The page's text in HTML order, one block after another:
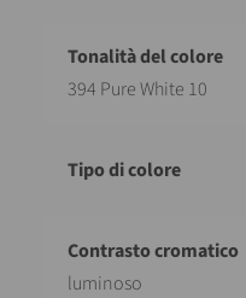
394 Pure White 10
luminoso